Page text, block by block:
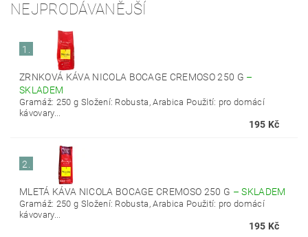
NEJPRODÁVANĚJŠÍ
1.
ZRNKOVÁ KÁVA NICOLA BOCAGE CREMOSO 250 G –
SKLADEM
Gramáž: 250 g Složení: Robusta, Arabica Použití: pro domácí
kávovary...
195 Kč
2.
MLETÁ KÁVA NICOLA BOCAGE CREMOSO 250 G –SKLADEM
Gramáž: 250 g Složení: Robusta, Arabica Použití: pro domácí
kávovary...
195 Kč